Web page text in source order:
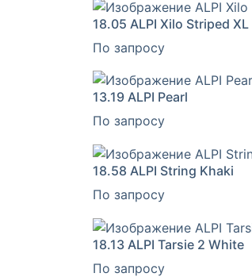
18.05 ALPI Xilo Striped
По запросу
13.19 ALPI Pearl
По запросу
18.58 ALPI String Khaki
По запросу
18.13 ALPI Tarsie 2 White
По запросу